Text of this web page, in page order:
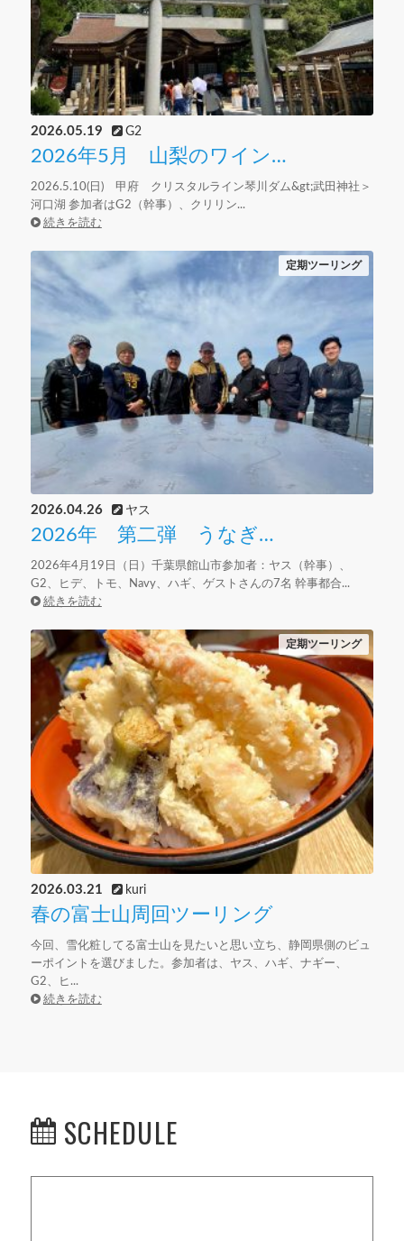
2026.05.19 G2
2026年5月 山梨のワイン…
2026.5.10(日) 甲府 クリスタルライン琴川ダム&gt;武田神社＞
河口湖 参加者はG2（幹事）、クリリン...
続きを読む
定期ツーリング
2026.04.26 ヤス
2026年 第二弾 うなぎ…
2026年4月19日（日）千葉県館山市参加者：ヤス（幹事）、
G2、ヒデ、トモ、Navy、ハギ、ゲストさんの7名 幹事都合...
続きを読む
定期ツーリング
2026.03.21 kuri
春の富士山周回ツーリング
今回、雪化粧してる富士山を見たいと思い立ち、静岡県側のビュ
ーポイントを選びました。参加者は、ヤス、ハギ、ナギー、
G2、ヒ...
続きを読む
SCHEDULE